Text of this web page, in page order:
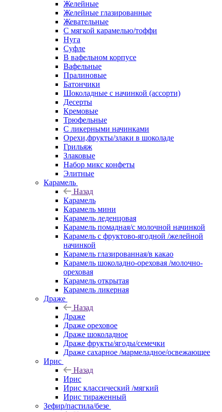
Желейные
Желейные глазированные
Жевательные
С мягкой карамелью/тоффи
Нуга
Суфле
В вафельном корпусе
Вафельные
Пралиновые
Батончики
Шоколадные с начинкой (ассорти)
Десерты
Кремовые
Трюфельные
С ликерными начинками
Орехи,фрукты/злаки в шоколаде
Грильяж
Злаковые
Набор микс конфеты
Элитные
Карамель
Назад
Карамель
Карамель мини
Карамель леденцовая
Карамель помадная/с молочной начинкой
Карамель с фруктово-ягодной /желейной
начинкой
Карамель глазированная/в какао
Карамель шоколадно-ореховая /молочно-
ореховая
Карамель открытая
Карамель ликерная
Драже
Назад
Драже
Драже ореховое
Драже шоколадное
Драже фрукты/ягоды/семечки
Драже сахарное /мармеладное/освежающее
Ирис
Назад
Ирис
Ирис классический /мягкий
Ирис тираженный
Зефир/пастила/безе